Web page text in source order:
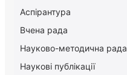
Аспірантура
Вчена рада
Науково-методична рада
Наукові публікації